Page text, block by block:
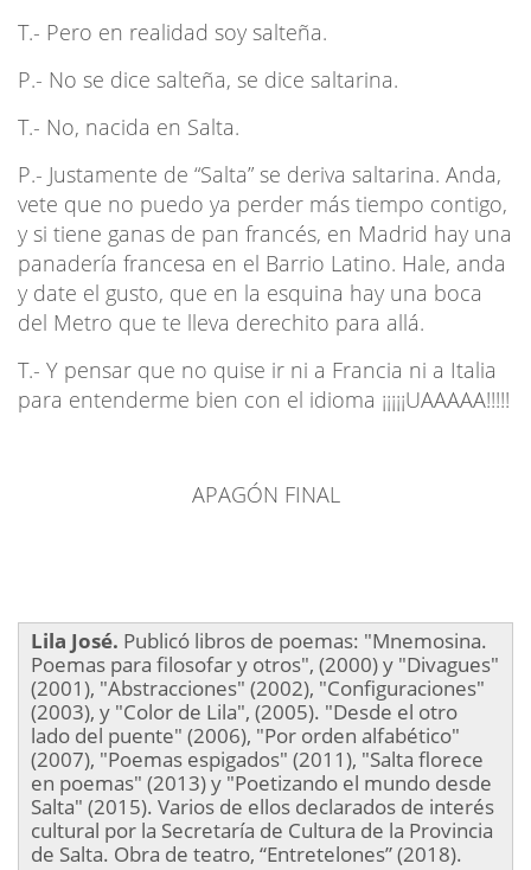
T.- Pero en realidad soy salteña.
P.- No se dice salteña, se dice saltarina.
T.- No, nacida en Salta.
P.- Justamente de “Salta” se deriva saltarina. Anda,
vete que no puedo ya perder más tiempo contigo,
y si tiene ganas de pan francés, en Madrid hay una
panadería francesa en el Barrio Latino. Hale, anda
y date el gusto, que en la esquina hay una boca
del Metro que te lleva derechito para allá.
T.- Y pensar que no quise ir ni a Francia ni a Italia
para entenderme bien con el idioma ¡¡¡¡¡UAAAAA!!!!!
APAGÓN FINAL
Lila José. Publicó libros de poemas: "Mnemosina.
Poemas para filosofar y otros", (2000) y "Divagues"
(2001), "Abstracciones" (2002), "Configuraciones"
(2003), y "Color de Lila", (2005). "Desde el otro
lado del puente" (2006), "Por orden alfabético"
(2007), "Poemas espigados" (2011), "Salta florece
en poemas" (2013) y "Poetizando el mundo desde
Salta" (2015). Varios de ellos declarados de interés
cultural por la Secretaría de Cultura de la Provincia
de Salta. Obra de teatro, “Entretelones” (2018).